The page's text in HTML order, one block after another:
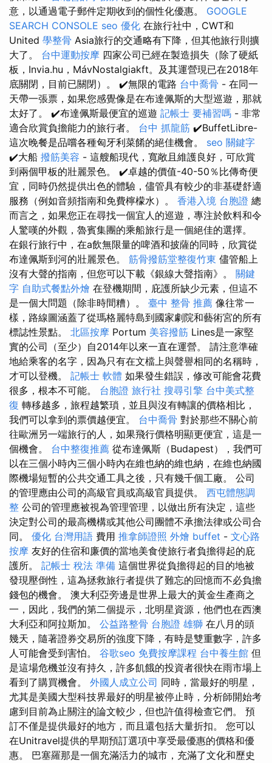
意，以通過電子郵件定期收到的個性化優惠。 GOOGLE
SEARCH CONSOLE seo 優化 在旅行社中，CWT和
United 學整骨 Asia旅行的交通略有下降，但其他旅行則擴
大了。 台中運動按摩 四家公司已經在製造損失（除了硬紙
板，Invia.hu，MávNostalgiakft。及其運營現已在2018年
底關閉，目前已關閉）。 ✔️無限的電路 台中喬骨 - 在同一
天帶一張票，如果您感覺像是在布達佩斯的大型巡遊，那就
太好了。 ✔️布達佩斯最便宜的巡遊 記帳士 要補習嗎 - 非常
適合欣賞負擔能力的旅行者。 台中 抓龍筋 ✔️BuffetLibre-
這次晚餐是品嚐各種匈牙利菜餚的絕佳機會。 seo 關鍵字
✔️大船 撥筋美容 - 這艘船現代，寬敞且維護良好，可欣賞
到兩個甲板的壯麗景色。 ✔️卓越的價值-40-50％比傳奇便
宜，同時仍然提供出色的體驗，儘管具有較少的非基礎舒適
服務（例如音頻指南和免費檸檬水）。 香港入境 台胞證 總
而言之，如果您正在尋找一個宜人的巡遊，專注於飲料和令
人驚嘆的外觀，魯賓集團的乘船旅行是一個絕佳的選擇。
在銀行旅行中，在a飲無限量的啤酒和披薩的同時，欣賞從
布達佩斯到河的壯麗景色。 筋骨撥筋堂整復竹東 儘管船上
沒有大聲的​​指南，但您可以下載《銀線大聲指南》。 關鍵
字 自助式餐點外燴 在登機期間，庇護所缺少元素，但這不
是一個大問題（除非時間糟）。 臺中 整骨 推薦 像往常一
樣，路線圖涵蓋了從瑪格麗特島到國家劇院和藝術宮的所有
標誌性景點。 北區按摩 Portum 美容撥筋 Lines是一家堅
實的公司（至少）自2014年以來一直在運營。 請注意準確
地給乘客的名字，因為只有在文檔上與聲譽相同的名稱時，
才可以登機。 記帳士 軟體 如果發生錯誤，修改可能會花費
很多，根本不可能。 台胞證 旅行社 搜尋引擎 台中美式整
復 轉移越多，旅程越繁瑣，並且與沒有轉讓的價格相比，
我們可以拿到的票價越便宜。 台中喬骨 對於那些不關心前
往歐洲另一端旅行的人，如果飛行價格明顯更便宜，這是一
個機會。 台中整復推薦 從布達佩斯（Budapest），我們可
以在三個小時內三個小時內在維也納的維也納，在維也納國
際機場短暫的公共交通工具之後，只有幾千個工廠。 公司
的管理應由公司的高級官員或高級官員提供。 西屯體態調
整 公司的管理應被視為管理管理，以做出所有決定，這些
決定對公司的最高機構或其他公司團體不承擔法律或公司合
同。 優化 台灣用語 費用 推拿師證照 外燴 buffet - 文心路
按摩 友好的住宿和廉價的當地美食使旅行者負擔得起的庇
護所。 記帳士 稅法 準備 這個世界從負擔得起的目的地被
發現壓倒性，這為拯救旅行者提供了難忘的回憶而不必負擔
錢包的機會。 澳大利亞旁邊是世界上最大的黃金生產商之
一，因此，我們的第二個提示，北明星資源，他們也在西澳
大利亞和阿拉斯加。 公益路整骨 台胞證 雄獅 在八月的頭
幾天，隨著證券交易所的強度下降，有時是雙重數字，許多
人可能會受到害怕。 谷歌seo 免費按摩課程 台中養生館 但
是這場危機並沒有持久，許多飢餓的投資者很快在雨市場上
看到了購買機會。 外國人成立公司 同時，當最好的明星，
尤其是美國大型科技界最好的明星被停止時，分析師開始考
慮到目前為止關注的論文較少，但也許值得檢查它們。 預
訂不僅是提供最好的地方，而且還包括大量折扣。 您可以
在Unitravel提供的早期預訂選項中享受最優惠的價格和優
惠。 巴塞羅那是一個充滿活力的城市，充滿了文化和歷史